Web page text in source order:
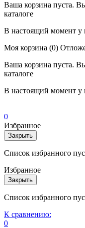
Ваша корзина пуста.
каталоге
В настоящий момент у
Моя корзина (0)
Ваша корзина пуста.
каталоге
В настоящий момент у
0
Избранное
Закрыть
Список избранного
Избранное
Закрыть
Список избранного
К сравнению:
0